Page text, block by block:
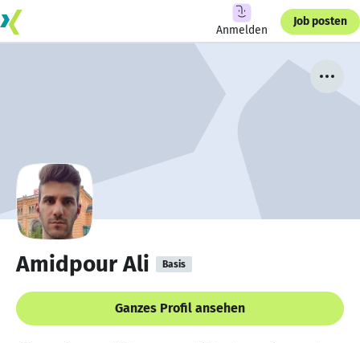
Anmelden
Job posten
Amidpour Ali Basis
Ganzes Profil ansehen